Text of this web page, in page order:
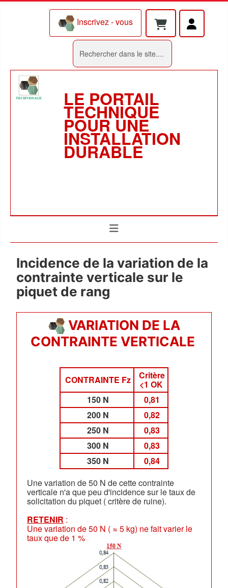
Inscrivez - vous
LE PORTAIL
TECHNIQUE
POUR UNE
INSTALLATION
DURABLE
Incidence de la variation de la
contrainte verticale sur le
piquet de rang
VARIATION DE LA
CONTRAINTE VERTICALE
CONTRAINTE Fz Critère
<1 OK
150 N
0,81
200 N
0,82
250 N
0,83
300 N
0,83
350 N
0,84
Une variation de 50 N de cette contrainte
verticale n'a que peu d'incidence sur le taux de
solicitation du piquet ( critère de ruine).
RETENIR :
Une variation de 50 N ( ≈ 5 kg) ne fait varier le
taux que de 1 %